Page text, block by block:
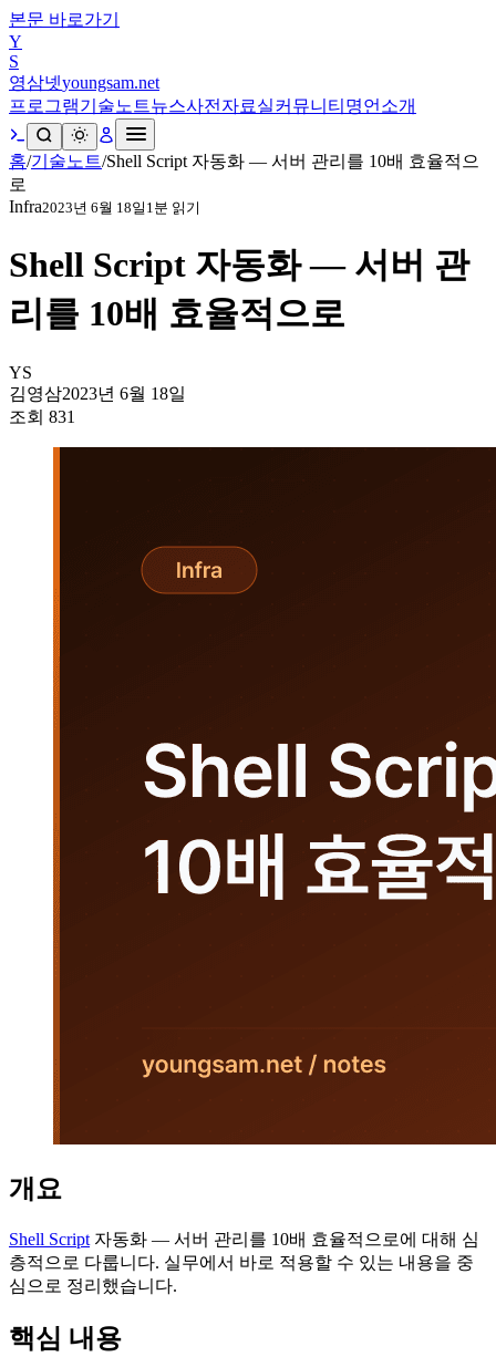
본문 바로가기
Y
S
영삼넷youngsam.net
프로그램기술노트뉴스사전 자료실커뮤니티 명언 소개
홈/기술노트/Shell Script 자동화 — 서버 관리를 10배 효율적으
로
Infra2023년 6월 18일 1분 읽기
Shell Script 자동화 — 서버 관
리를 10배 효율적으로
YS
김영삼2023년 6월 18일
조회 831
개요
Shell Script 자동화 — 서버 관리를 10배 효율적으로에 대해 심
층적으로 다룹니다. 실무에서 바로 적용할 수 있는 내용을 중
심으로 정리했습니다.
핵심 내용